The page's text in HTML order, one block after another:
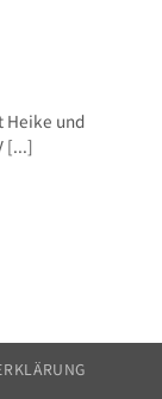
Heike und
[...]